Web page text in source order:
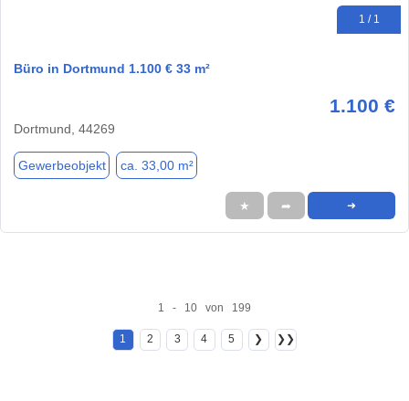
1 / 1
Büro in Dortmund 1.100 € 33 m²
1.100 €
Dortmund, 44269
Gewerbeobjekt ca. 33,00 m²
★ ➦ ➜
1 - 10 von 199
1 2 3 4 5 ❯ ❯❯